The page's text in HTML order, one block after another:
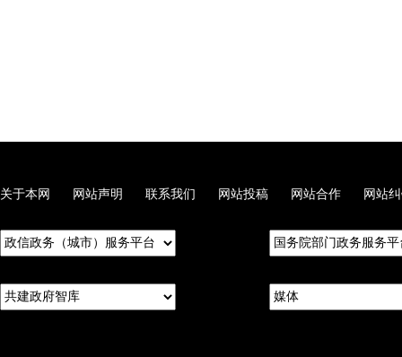
关于本网 网站声明 联系我们 网站投稿 网站合作 网站